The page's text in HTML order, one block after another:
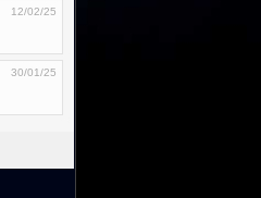
12/02/25
30/01/25